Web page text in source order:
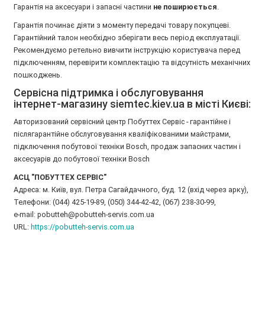
Гарантія на аксесуари і запасні частини не поширюється.
Гарантія починає діяти з моменту передачі товару покупцеві.
Гарантійний талон необхідно зберігати весь період експлуатації.
Рекомендуємо ретельно вивчити інструкцію користувача перед
підключенням, перевірити комплектацію та відсутність механічних
пошкоджень.
Сервісна підтримка і обслуговування
інтернет-магазину siemtec.kiev.ua в місті Києві:
Авторизований сервісний центр Побуттех Сервіс - гарантійне і
післягарантійне обслуговування кваліфікованими майстрами,
підключення побутової техніки Bosch, продаж запасних частин і
аксесуарів до побутової техніки Bosch
АСЦ "ПОБУТТЕХ СЕРВІС"
Адреса: м. Київ, вул. Петра Сагайдачного, буд. 12 (вхід через арку),
Телефони: (044) 425-19-89, (050) 344-42-42, (067) 238-30-99,
e-mail: pobutteh@pobutteh-servis.com.ua
URL: https://pobutteh-servis.com.ua